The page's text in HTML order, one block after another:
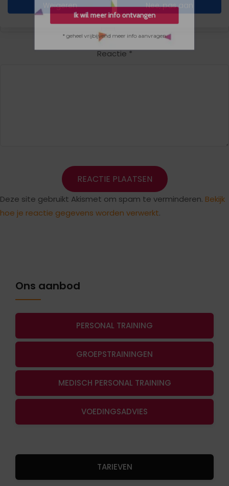
Reactie*
Deze site gebruikt Akismet om spam te verminderen. Bekijk
hoe je reactie gegevens worden verwerkt.
Ons aanbod
PERSONAL TRAINING
GROEPSTRAININGEN
MEDISCH PERSONAL TRAINING
VOEDINGSADVIES
TARIEVEN
Ik wil meer info ontvangen
Weigeren
Nee, pas aan